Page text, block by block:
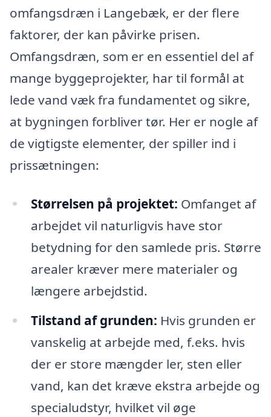
omfangsdræn i Langebæk, er der flere
faktorer, der kan påvirke prisen.
Omfangsdræn, som er en essentiel del af
mange byggeprojekter, har til formål at
lede vand væk fra fundamentet og sikre,
at bygningen forbliver tør. Her er nogle af
de vigtigste elementer, der spiller ind i
prissætningen:
Størrelsen på projektet: Omfanget af
arbejdet vil naturligvis have stor
betydning for den samlede pris. Større
arealer kræver mere materialer og
længere arbejdstid.
Tilstand af grunden: Hvis grunden er
vanskelig at arbejde med, f.eks. hvis
der er store mængder ler, sten eller
vand, kan det kræve ekstra arbejde og
specialudstyr, hvilket vil øge